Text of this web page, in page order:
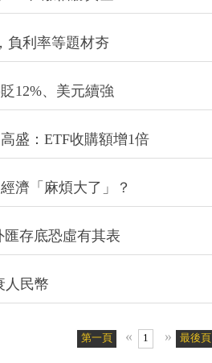
負利率等題材夯
12%、美元續強
盛：ETF收購額增1倍
濟「麻煩大了」？
存底恐虛有其表
人民幣
第一頁 « 1 » 最後頁